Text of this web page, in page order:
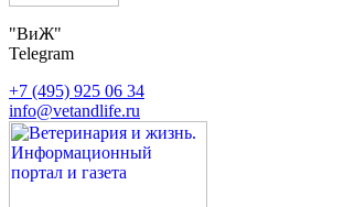
"ВиЖ"
Telegram
+7 (495) 925 06 34
info@vetandlife.ru